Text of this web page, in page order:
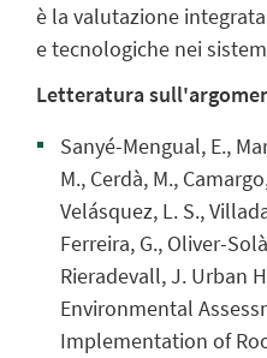
è la valutazione
e tecnologiche nei
Letteratura
Sanyé-Mengual, E.,
M., Cerdà, M.,
Velásquez, L. S.,
Ferreira, G., Oliver-
Rieradevall, J. Urban
Environmental
Implementation of